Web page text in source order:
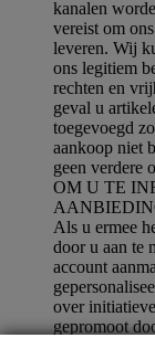
kanalen
vereist om
leveren. Wij
ons legitiem
rechten en
geval u
toegevoegd
aankoop niet
geen verdere
OM U TE
Als u ermee
door u aan te
account
over
gepromoot